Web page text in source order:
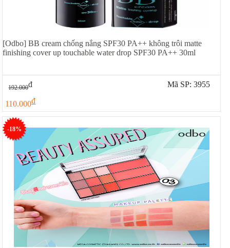
[Odbo] BB cream chống nắng SPF30 PA++ không trôi matte
finishing cover up touchable water drop SPF30 PA++ 30ml
192.000đ
110.000đ
Mã SP: 3955
-18%